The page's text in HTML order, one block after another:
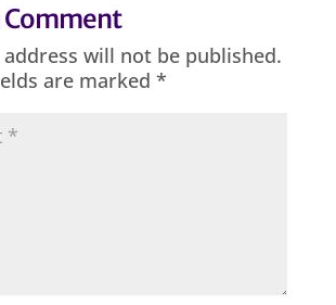
Comment
will not be published.
are marked *